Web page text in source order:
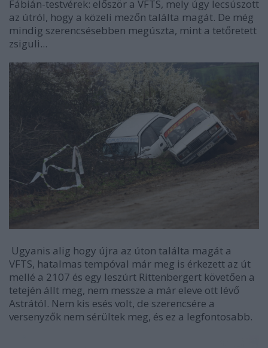
Fábián-testvérek: először a VFTS, mely úgy lecsúszott
az útról, hogy a közeli mezőn találta magát. De még
mindig szerencsésebben megúszta, mint a tetőretett
zsiguli...
Ugyanis alig hogy újra az úton találta magát a
VFTS, hatalmas tempóval már meg is érkezett az út
mellé a 2107 és egy leszúrt Rittenbergert követően a
tetején állt meg, nem messze a már eleve ott lévő
Astrától. Nem kis esés volt, de szerencsére a
versenyzők nem sérültek meg, és ez a legfontosabb.